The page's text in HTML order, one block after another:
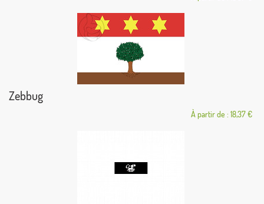
Zebbug
À partir de : 18,37 €